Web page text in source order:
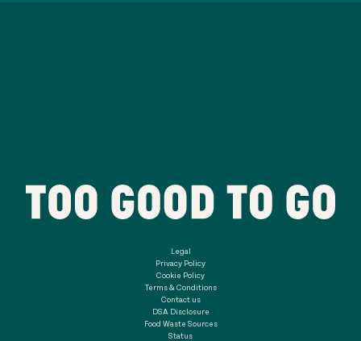
Legal
Privacy Policy
Cookie Policy
Terms & Conditions
Contact us
DSA Disclosure
Food Waste Sources
Status